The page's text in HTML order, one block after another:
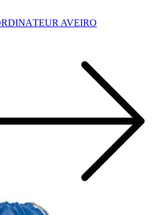
AVEIRO